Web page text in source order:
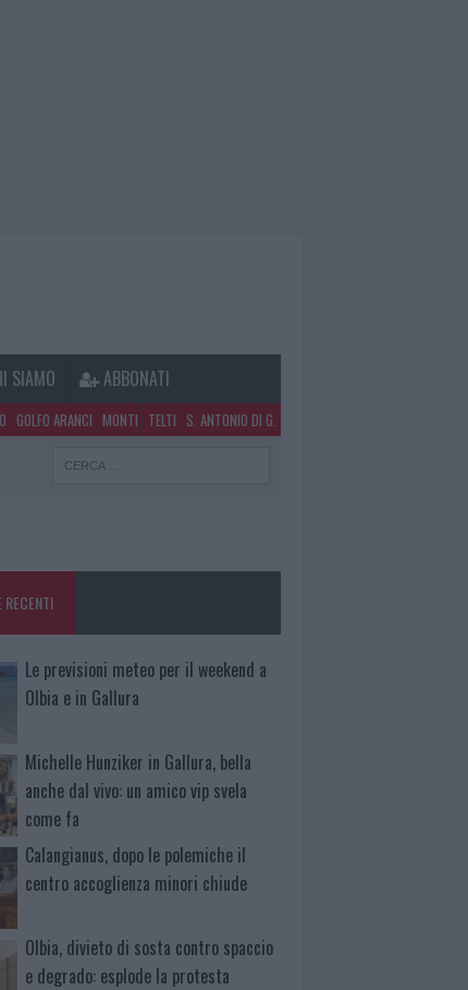
SIAMO ABBONATI
GOLFO ARANCI MONTI TELTI S. ANTONIO DI G.
RECENTI
Le previsioni meteo per il weekend a
Olbia e in Gallura
Michelle Hunziker in Gallura, bella
anche dal vivo: un amico vip svela
come fa
Calangianus, dopo le polemiche il
centro accoglienza minori chiude
Olbia, divieto di sosta contro spaccio
e degrado: esplode la protesta